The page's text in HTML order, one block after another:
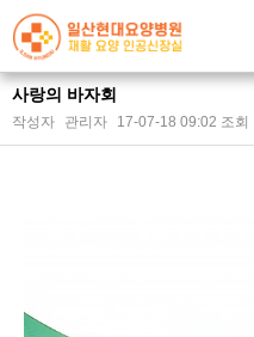
사랑의 바자회
작성자 관리자 17-07-18 09:02 조회